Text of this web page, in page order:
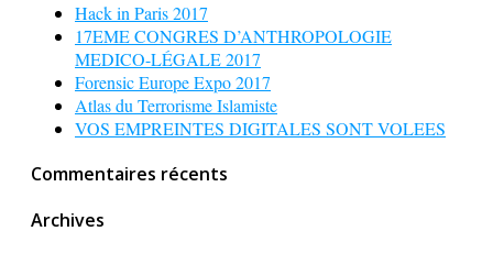
Hack in Paris 2017
17EME CONGRES D’ANTHROPOLOGIE
MEDICO-LÉGALE 2017
Forensic Europe Expo 2017
Atlas du Terrorisme Islamiste
VOS EMPREINTES DIGITALES SONT VOLEES
Commentaires récents
Archives